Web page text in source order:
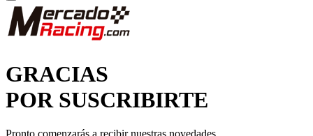
POR SUSCRIBIRTE